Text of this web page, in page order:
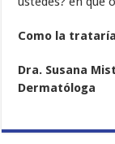
Como la
Dra. Susana
Dermatóloga